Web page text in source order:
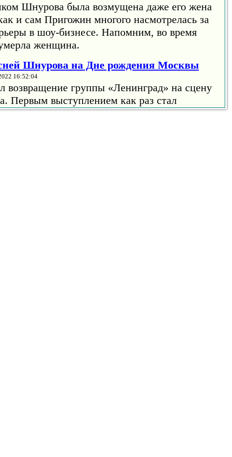
Шнурова была возмущена даже его жена
и сам Пригожин многого насмотрелась за
в шоу-бизнесе. Напомним, во время
женщина.
Шнурова на Дне рождения Москвы
16:52:04
возвращение группы «Ленинград» на сцену
Первым выступлением как раз стал
музыкант отмечал, что на сцене 10